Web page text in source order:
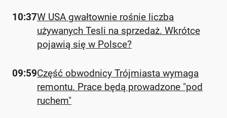
10:37W USA gwałtownie rośnie liczba
używanych Tesli na sprzedaż. Wkrótce
pojawią się w Polsce?
09:59Część obwodnicy Trójmiasta wymaga
remontu. Prace będą prowadzone "pod
ruchem"